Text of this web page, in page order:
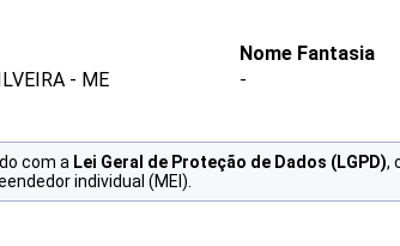
- ME
Nome Fantasia
-
com a Lei Geral de Proteção de Dados (LGPD),
individual (MEI).